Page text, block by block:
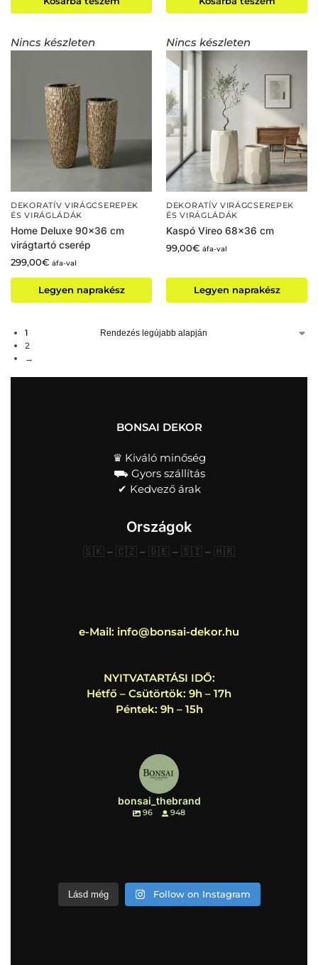
Nincs készleten
DEKORATÍV VIRÁGCSEREPEK
ÉS VIRÁGLÁDÁK
Home Deluxe 90×36 cm
virágtartó cserép
299,00€ áfa-val
Legyen naprakész
Nincs készleten
DEKORATÍV VIRÁGCSEREPEK
ÉS VIRÁGLÁDÁK
Kaspó Vireo 68×36 cm
99,00€ áfa-val
Legyen naprakész
1
2
→
BONSAI DEKOR
♛ Kiváló minőség
⛟ Gyors szállítás
✔︎ Kedvező árak
Országok
🇸🇰 – 🇨🇿 – 🇩🇪 – 🇸🇮 – 🇭🇷
e-Mail: info@bonsai-dekor.hu
NYITVATARTÁSI IDŐ:
Hétfő – Csütörtök: 9h – 17h
Péntek: 9h – 15h
bonsai_thebrand
96 948
Lásd még Follow on Instagram